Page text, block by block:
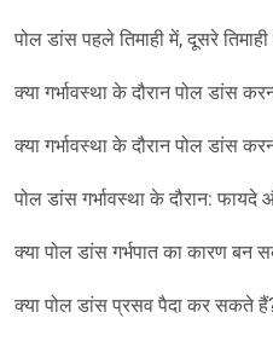
पोल डांस पहले तिमाही में, दूसरे
क्या गर्भावस्था के दौरान पोल डांस
क्या गर्भावस्था के दौरान पोल डांस
पोल डांस गर्भावस्था के दौरान:
क्या पोल डांस गर्भपात का कारण बन
क्या पोल डांस प्रसव पैदा कर सकते